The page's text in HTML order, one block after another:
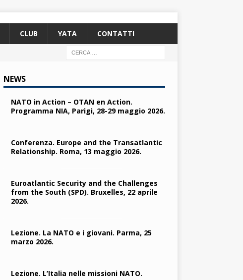
CLUB YATA CONTATTI
NEWS
NATO in Action – OTAN en Action.
Programma NIA, Parigi, 28-29 maggio 2026.
Conferenza. Europe and the Transatlantic
Relationship. Roma, 13 maggio 2026.
Euroatlantic Security and the Challenges
from the South (SPD). Bruxelles, 22 aprile
2026.
Lezione. La NATO e i giovani. Parma, 25
marzo 2026.
Lezione. L’Italia nelle missioni NATO.